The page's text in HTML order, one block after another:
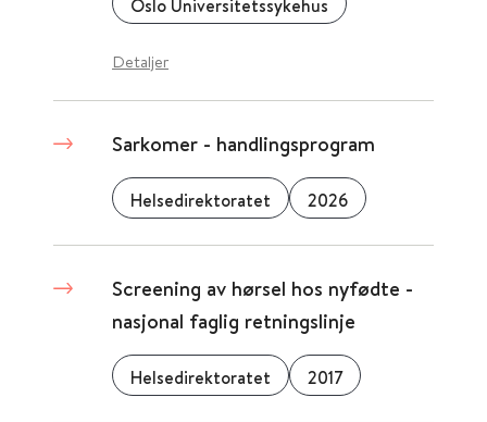
Oslo Universitetssykehus
Detaljer
Sarkomer - handlingsprogram
Helsedirektoratet 2026
Screening av hørsel hos nyfødte -
nasjonal faglig retningslinje
Helsedirektoratet 2017